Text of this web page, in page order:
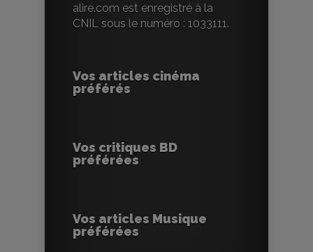
alire.com est enregistré à la
CNIL sous le numéro : 1033111.
Vos articles cinéma
préférés
Vos critiques BD
préférées
Vos articles Musique
préférées